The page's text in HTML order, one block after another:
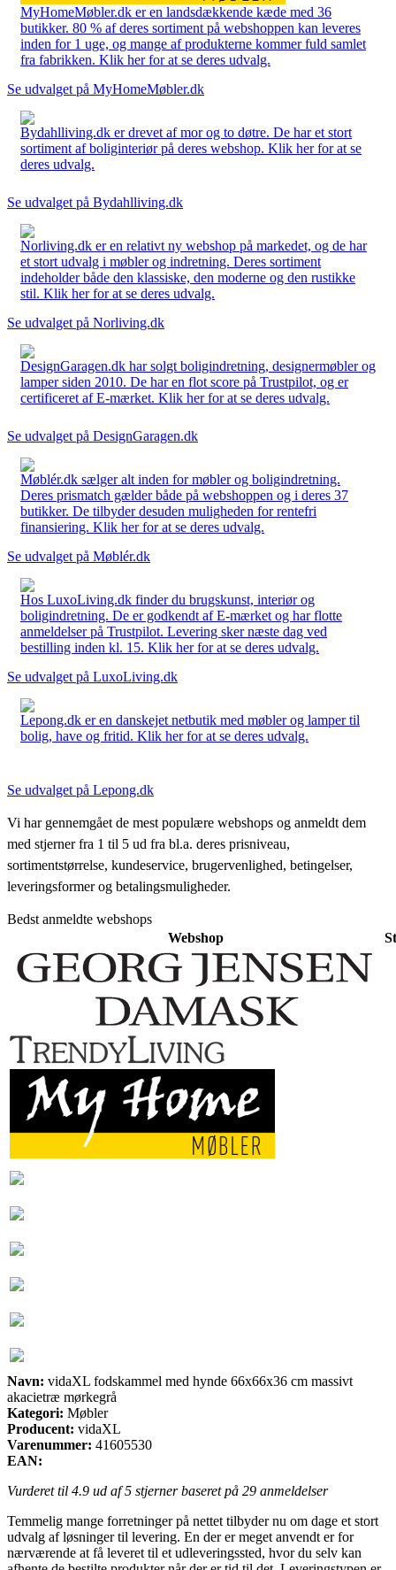
MyHomeMøbler.dk er en landsdækkende kæde med 36
butikker. 80 % af deres sortiment på webshoppen kan leveres
inden for 1 uge, og mange af produkterne kommer fuld samlet
fra fabrikken. Klik her for at se deres udvalg.
Se udvalget på MyHomeMøbler.dk
Bydahlliving.dk er drevet af mor og to døtre. De har et stort
sortiment af boliginteriør på deres webshop. Klik her for at se
deres udvalg.
Se udvalget på Bydahlliving.dk
Norliving.dk er en relativt ny webshop på markedet, og de har
et stort udvalg i møbler og indretning. Deres sortiment
indeholder både den klassiske, den moderne og den rustikke
stil. Klik her for at se deres udvalg.
Se udvalget på Norliving.dk
DesignGaragen.dk har solgt boligindretning, designermøbler og
lamper siden 2010. De har en flot score på Trustpilot, og er
certificeret af E-mærket. Klik her for at se deres udvalg.
Se udvalget på DesignGaragen.dk
Møblér.dk sælger alt inden for møbler og boligindretning.
Deres prismatch gælder både på webshoppen og i deres 37
butikker. De tilbyder desuden muligheden for rentefri
finansiering. Klik her for at se deres udvalg.
Se udvalget på Møblér.dk
Hos LuxoLiving.dk finder du brugskunst, interiør og
boligindretning. De er godkendt af E-mærket og har flotte
anmeldelser på Trustpilot. Levering sker næste dag ved
bestilling inden kl. 15. Klik her for at se deres udvalg.
Se udvalget på LuxoLiving.dk
Lepong.dk er en danskejet netbutik med møbler og lamper til
bolig, have og fritid. Klik her for at se deres udvalg.
Se udvalget på Lepong.dk
Vi har gennemgået de mest populære webshops og anmeldt dem
med stjerner fra 1 til 5 ud fra bl.a. deres prisniveau,
sortimentstørrelse, kundeservice, brugervenlighed, betingelser,
leveringsformer og betalingsmuligheder.
Bedst anmeldte webshops
Webshop
Navn: vidaXL fodskammel med hynde 66x66x36 cm massivt
akacietræ mørkegrå
Kategori: Møbler
Producent: vidaXL
Varenummer: 41605530
EAN:
Vurderet til 4.9 ud af 5 stjerner baseret på 29 anmeldelser
Temmelig mange forretninger på nettet tilbyder nu om dage et stort
udvalg af løsninger til levering. En der er meget anvendt er for
nærværende at få leveret til et udleveringssted, hvor du selv kan